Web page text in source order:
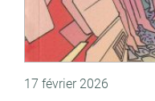
17 février 2026